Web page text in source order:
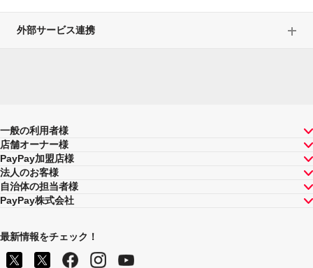
外部サービス連携
一般の利用者様
店舗オーナー様
PayPay加盟店様
法人のお客様
自治体の担当者様
PayPay株式会社
最新情報をチェック！